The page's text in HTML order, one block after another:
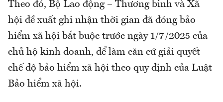
Theo đó, Bộ Lao động – Thương binh và Xã
hội đề xuất ghi nhận thời gian đã đóng bảo
hiểm xã hội bắt buộc trước ngày 1/7/2025 của
chủ hộ kinh doanh, để làm căn cứ giải quyết
chế độ bảo hiểm xã hội theo quy định của Luật
Bảo hiểm xã hội.